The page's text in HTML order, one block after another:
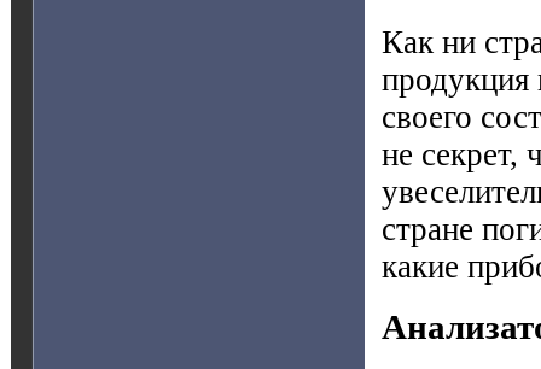
Как ни
продукция
своего
не секрет,
стране
какие